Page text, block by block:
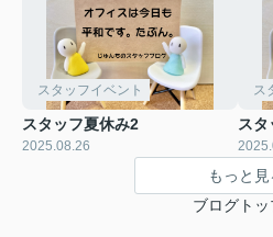
スタッフイベント
スタッフ夏休み2
2025.08.26
ス
スタ
もっと見
ブログト